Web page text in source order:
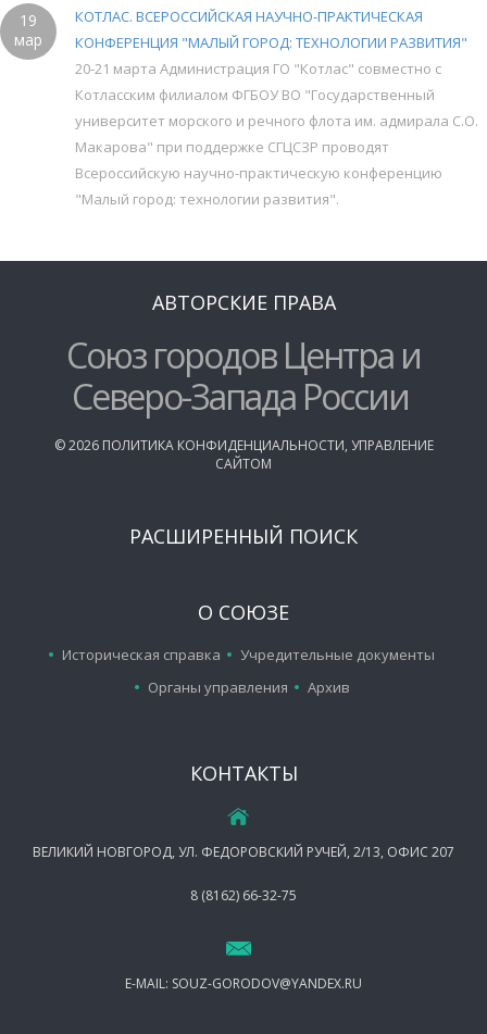
19
мар
КОТЛАС. ВСЕРОССИЙСКАЯ НАУЧНО-ПРАКТИЧЕСКАЯ
КОНФЕРЕНЦИЯ "МАЛЫЙ ГОРОД: ТЕХНОЛОГИИ РАЗВИТИЯ"
20-21 марта Администрация ГО "Котлас" совместно с
Котласским филиалом ФГБОУ ВО "Государственный
университет морского и речного флота им. адмирала С.О.
Макарова" при поддержке СГЦСЗР проводят
Всероссийскую научно-практическую конференцию
"Малый город: технологии развития".
АВТОРСКИЕ ПРАВА
Союз городов Центра и
Северо-Запада России
©2026 ПОЛИТИКА КОНФИДЕНЦИАЛЬНОСТИ, УПРАВЛЕНИЕ
САЙТОМ
РАСШИРЕННЫЙ ПОИСК
О СОЮЗЕ
Историческая справка
Учредительные документы
Органы управления
Архив
КОНТАКТЫ
ВЕЛИКИЙ НОВГОРОД, УЛ. ФЕДОРОВСКИЙ РУЧЕЙ, 2/13, ОФИС 207
8 (8162) 66-32-75
E-MAIL: SOUZ-GORODOV@YANDEX.RU